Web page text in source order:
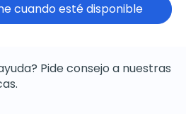
cuando esté disponible
Pide consejo a nuestras